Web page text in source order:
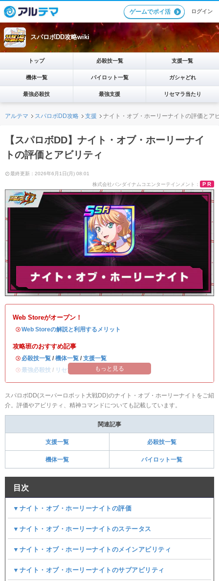
ゲームでポイ活 ログイン
スパロボDD攻略wiki
トップ 必殺技一覧 支援一覧
機体一覧 パイロット一覧 ガシャどれ
最強必殺技 最強支援 リセマラ当たり
アルテマ スパロボDD攻略 支援 ナイト・オブ・ホーリーナイトの評価とア
【スパロボDD】ナイト・オブ・ホーリーナイ
トの評価とアビリティ
最終更新：2026年6月1日(月) 08:01
PR
Web Storeがオープン！
・Web Storeの解説と利用するメリット
攻略班のおすすめ記事
・ 必殺技一覧 / 機体一覧 / 支援一覧
・最強必殺技 / リセマラ当たりランキング
もっと見る
スパロボDD(スーパーロボット大戦DD)のナイト・オブ・ホーリーナイトをご紹
介。評価やアビリティ、精神コマンドについても記載しています。
関連記事
支援一覧 必殺技一覧
機体一覧 パイロット一覧
目次
▼ナイト・オブ・ホーリーナイトの評価
▼ナイト・オブ・ホーリーナイトのステータス
▼ナイト・オブ・ホーリーナイトのメインアビリティ
▼ナイト・オブ・ホーリーナイトのサブアビリティ